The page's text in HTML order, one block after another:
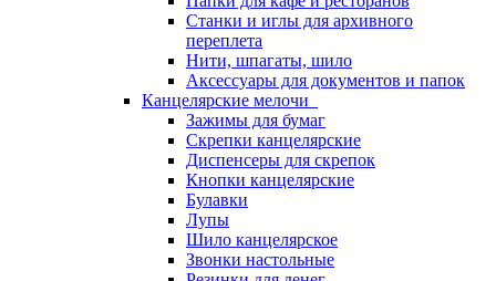
Станки и иглы для архивного
переплета
Нити, шпагаты, шило
Аксессуары для документов и папок
Канцелярские мелочи
Зажимы для бумаг
Скрепки канцелярские
Диспенсеры для скрепок
Кнопки канцелярские
Булавки
Лупы
Шило канцелярское
Звонки настольные